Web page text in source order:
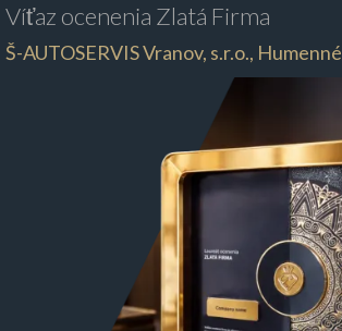
Víťaz ocenenia Zlatá Firma
Š-AUTOSERVIS Vranov, s.r.o., Humenné